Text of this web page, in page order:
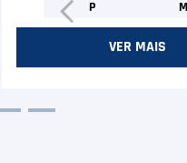
P M
VER MAIS